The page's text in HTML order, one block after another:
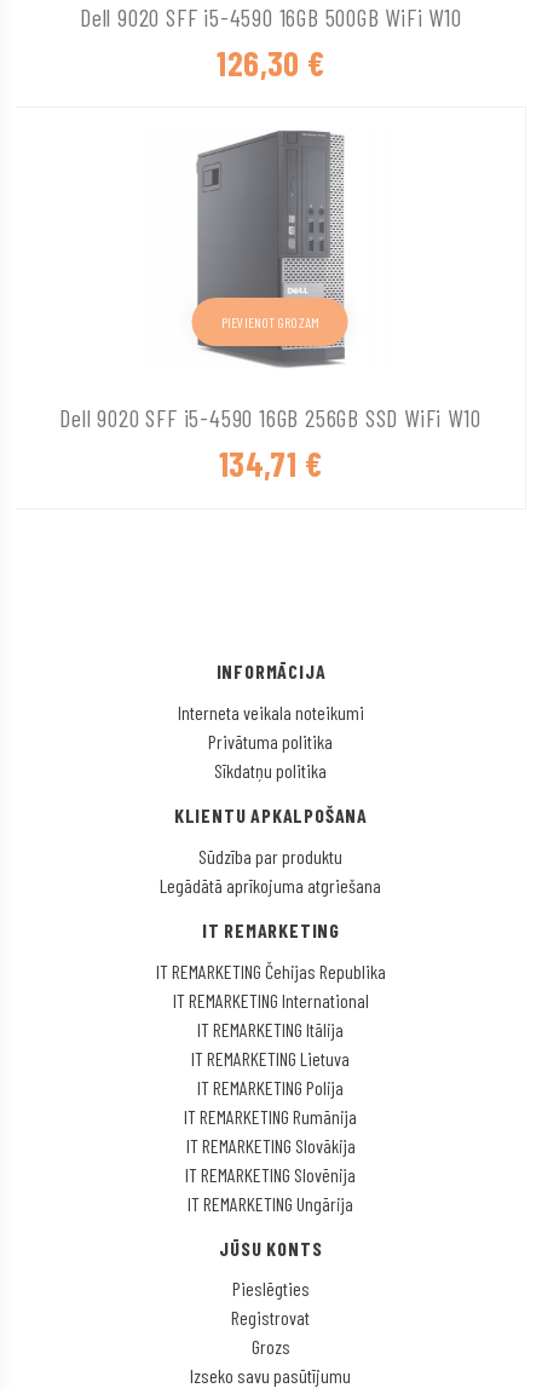
Dell 9020 SFF i5-4590 16GB 500GB WiFi W10
126,30 €
Dell 9020 SFF i5-4590 16GB 256GB SSD WiFi W10
134,71 €
PIEVIENOT GROZAM
INFORMĀCIJA
Interneta veikala noteikumi
Privātuma politika
Sīkdatņu politika
KLIENTU APKALPOŠANA
Sūdzība par produktu
Legādātā aprīkojuma atgriešana
IT REMARKETING
IT REMARKETING Čehijas Republika
IT REMARKETING International
IT REMARKETING Itālija
IT REMARKETING Lietuva
IT REMARKETING Polija
IT REMARKETING Rumānija
IT REMARKETING Slovākija
IT REMARKETING Slovēnija
IT REMARKETING Ungārija
JŪSU KONTS
Pieslēgties
Registrovat
Grozs
Izseko savu pasūtījumu